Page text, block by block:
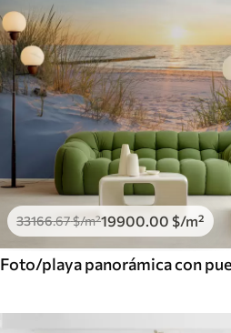
33166.67$/m²19900 .00 $/m²